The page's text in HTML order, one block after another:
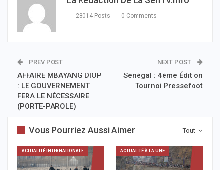
28014 Posts 0 Comments
PREV POST
AFFAIRE MBAYANG DIOP
: LE GOUVERNEMENT
FERA LE NÉCESSAIRE
(PORTE-PAROLE)
NEXT POST
Sénégal : 4ème Édition
Tournoi Pressefoot
Tout
Vous Pourriez Aussi Aimer
ACTUALITÉ INTERNATIONALE ACTUALITÉ À LA UNE